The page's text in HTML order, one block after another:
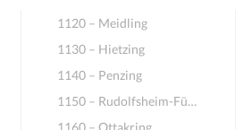
1120 – Meidling
1130 – Hietzing
1140 – Penzing
1150 – Rudolfsheim-Fünfhaus
1160 – Ottakring